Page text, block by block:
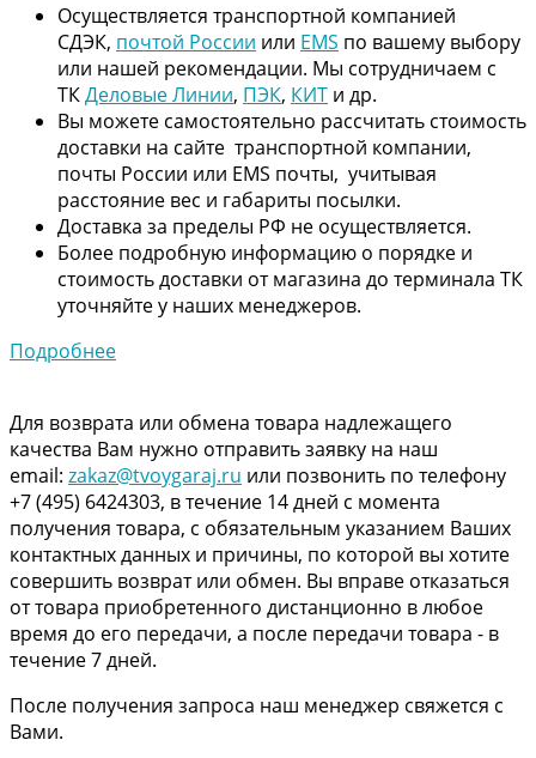
Осуществляется транспортной компанией
СДЭК, почтой России или EMS по вашему выбору
или нашей рекомендации. Мы сотрудничаем с
ТКДеловые Линии, ПЭК, КИТ и др.
Вы можете самостоятельно рассчитать стоимость
доставки на сайте транспортной компании,
почты России или EMS почты, учитывая
расстояние вес и габариты посылки.
Доставка за пределы РФ не осуществляется.
Более подробную информацию о порядке и
стоимость доставки от магазина до терминала ТК
уточняйте у наших менеджеров.
Подробнее
Для возврата или обмена товара надлежащего
качества Вам нужно отправить заявку на наш
email: zakaz@tvoygaraj.ru или позвонить по телефону
+7 (495) 6424303, в течение 14 дней с момента
получения товара, с обязательным указанием Ваших
контактных данных и причины, по которой вы хотите
совершить возврат или обмен. Вы вправе отказаться
от товара приобретенного дистанционно в любое
время до его передачи, а после передачи товара - в
течение 7 дней.
После получения запроса наш менеджер свяжется с
Вами.